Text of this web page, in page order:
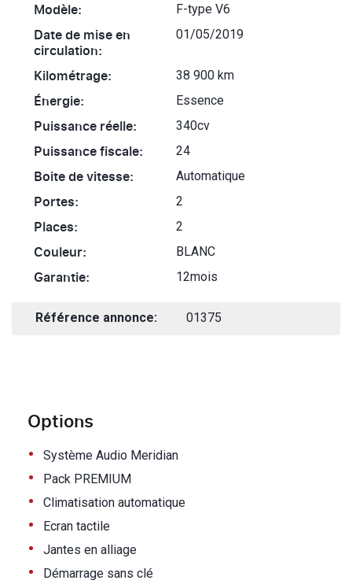
Options
• Système Audio Meridian
• Pack PREMIUM
• Climatisation automatique
• Ecran tactile
• Jantes en alliage
• Démarrage sans clé
Modèle: F-type V6
Date de mise en
circulation:
01/05/2019
Kilométrage: 38 900 km
Énergie: Essence
Puissance réelle: 340cv
Puissance fiscale: 24
Boite de vitesse: Automatique
Portes: 2
Places: 2
Couleur: BLANC
Garantie: 12mois
Référence annonce: 01375